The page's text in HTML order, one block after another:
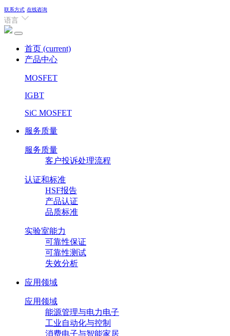
联系方式 在线咨询
语言
首页 (current)
产品中心
MOSFET
IGBT
SiC MOSFET
服务质量
服务质量
客户投诉处理流程
认证和标准
HSF报告
产品认证
品质标准
实验室能力
可靠性保证
可靠性测试
失效分析
应用领域
应用领域
能源管理与电力电子
工业自动化与控制
消费电子与智能家居